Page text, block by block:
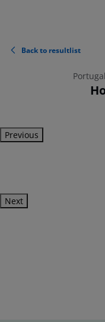
Back to resultlist
Previous
Next